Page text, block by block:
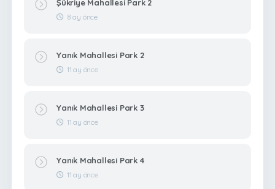
Şükriye Mahallesi Park 2
8 ay önce
Yanık Mahallesi Park 2
11 ay önce
Yanık Mahallesi Park 3
11 ay önce
Yanık Mahallesi Park 4
11 ay önce